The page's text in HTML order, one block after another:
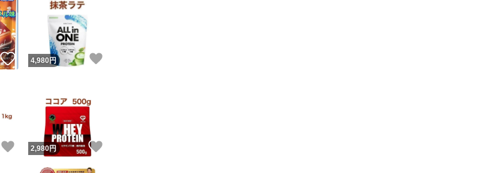
このユーザーは設定した発送日数内に発送しています
いいね！
4,980 円
いいね！
2,980円